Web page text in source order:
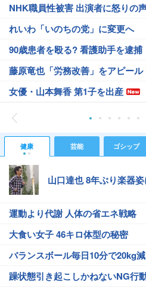
NHK職員性被害 出演者に怒りの
れいわ「いのちの党」に変更へ
90歳患者を殴る? 看護助手を逮捕
藤原竜也「労務改善」をアピール
女優・山本舞香 第1子を出産
健康 芸能 ゴシップ
山口達也 8年ぶり楽器
運動より代謝 人体の省エネ戦略
大食い女子 46キロ体型の秘密
バランスボール毎日10分で20kg減
躁状態引き起こしかねないNG行